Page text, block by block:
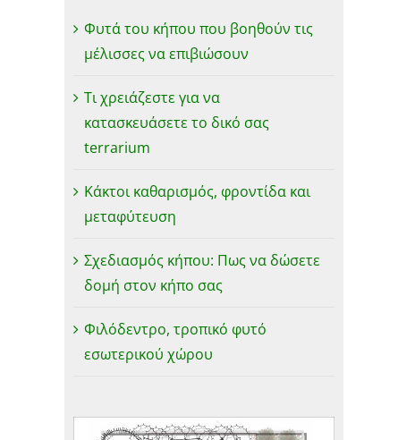
Φυτά του κήπου που βοηθούν τις
μέλισσες να επιβιώσουν
Τι χρειάζεστε για να
κατασκευάσετε το δικό σας
terrarium
Κάκτοι καθαρισμός, φροντίδα και
μεταφύτευση
Σχεδιασμός κήπου: Πως να δώσετε
δομή στον κήπο σας
Φιλόδεντρο, τροπικό φυτό
εσωτερικού χώρου